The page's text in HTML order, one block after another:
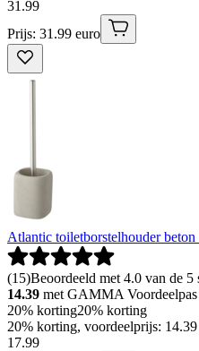
31 .99
Prijs: 31.99 euro
Atlantic toiletborstelhouder
(15)Beoordeeld met 4.0 van de
14.39 met GAMMA Voordeelpas
20% korting20% korting
20% korting, voordeelprijs:
17.99